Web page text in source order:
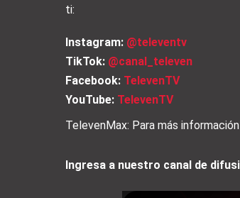
ti:
Instagram: @televentv
TikTok: @canal_televen
Facebook: TelevenTV
YouTube: TelevenTV
TelevenMax: Para más
Ingresa a nuestro canal de